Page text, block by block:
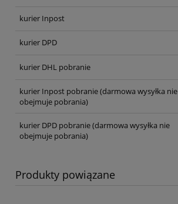
kurier Inpost
kurier DPD
kurier DHL pobranie
kurier Inpost pobranie(darmowa wysyłka nie
obejmuje pobrania)
kurier DPD pobranie(darmowa wysyłka nie
obejmuje pobrania)
Produkty powiązane